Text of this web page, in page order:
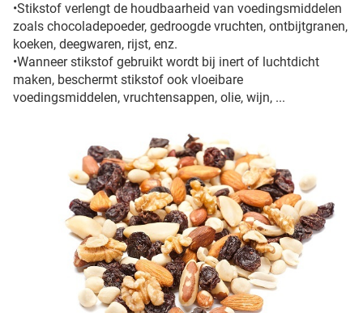
•Stikstof verlengt de houdbaarheid van voedingsmiddelen
zoals chocoladepoeder, gedroogde vruchten, ontbijtgranen,
koeken, deegwaren, rijst, enz.
•Wanneer stikstof gebruikt wordt bij inert of luchtdicht
maken, beschermt stikstof ook vloeibare
voedingsmiddelen, vruchtensappen, olie, wijn, ...